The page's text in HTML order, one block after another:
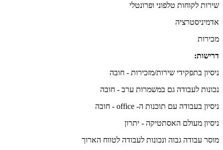
שירות לקוחות טלפוני ופרונטלי
אדמיניסטרציה
מכירות
דרישות:
ניסיון בתפקידי שירות/מזכירות - חובה
נכונות לעבודה גם במשמרות ערב - חובה
ניסיון בעבודה עם תוכנות ה- office - חובה
ניסיון מעולם האסתטיקה - יתרון
מוסר עבודה גבוה ונכונות לעבודה לטווח הארוך